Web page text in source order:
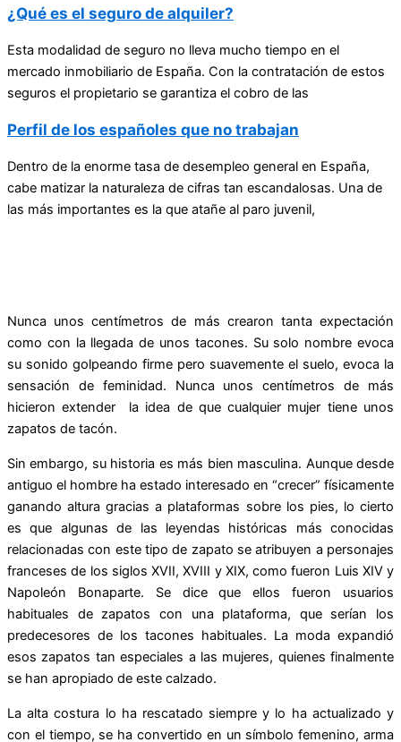
¿Qué es el seguro de alquiler?
Esta modalidad de seguro no lleva mucho tiempo en el
mercado inmobiliario de España. Con la contratación de estos
seguros el propietario se garantiza el cobro de las
Perfil de los españoles que no trabajan
Dentro de la enorme tasa de desempleo general en España,
cabe matizar la naturaleza de cifras tan escandalosas. Una de
las más importantes es la que atañe al paro juvenil,
Nunca unos centímetros de más crearon tanta expectación
como con la llegada de unos tacones. Su solo nombre evoca
su sonido golpeando firme pero suavemente el suelo, evoca la
sensación de feminidad. Nunca unos centímetros de más
hicieron extender la idea de que cualquier mujer tiene unos
zapatos de tacón.
Sin embargo, su historia es más bien masculina. Aunque desde
antiguo el hombre ha estado interesado en “crecer” físicamente
ganando altura gracias a plataformas sobre los pies, lo cierto
es que algunas de las leyendas históricas más conocidas
relacionadas con este tipo de zapato se atribuyen a personajes
franceses de los siglos XVII, XVIII y XIX, como fueron Luis XIV y
Napoleón Bonaparte. Se dice que ellos fueron usuarios
habituales de zapatos con una plataforma, que serían los
predecesores de los tacones habituales. La moda expandió
esos zapatos tan especiales a las mujeres, quienes finalmente
se han apropiado de este calzado.
La alta costura lo ha rescatado siempre y lo ha actualizado y
con el tiempo, se ha convertido en un símbolo femenino, arma